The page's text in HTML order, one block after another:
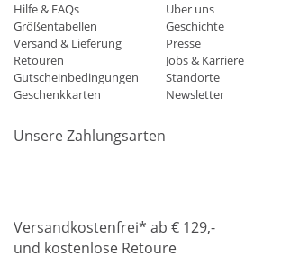
Hilfe & FAQs
Größentabellen
Versand & Lieferung
Retouren
Gutscheinbedingungen
Geschenkkarten
Über uns
Geschichte
Presse
Jobs & Karriere
Standorte
Newsletter
Unsere Zahlungsarten
Versandkostenfrei* ab € 129,-
und kostenlose Retoure